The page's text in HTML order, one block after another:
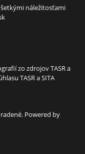
náležitosťami
zo zdrojov TASR a
TASR a SITA
Powered by